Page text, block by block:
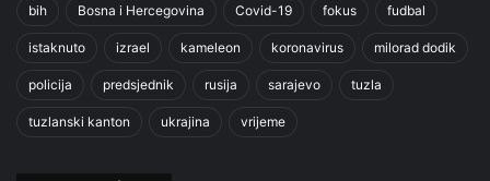
bih Bosna i Hercegovina Covid-19 fokus fudbal
istaknuto izrael kameleon koronavirus milorad dodik
policija predsjednik rusija sarajevo tuzla
tuzlanski kanton ukrajina vrijeme